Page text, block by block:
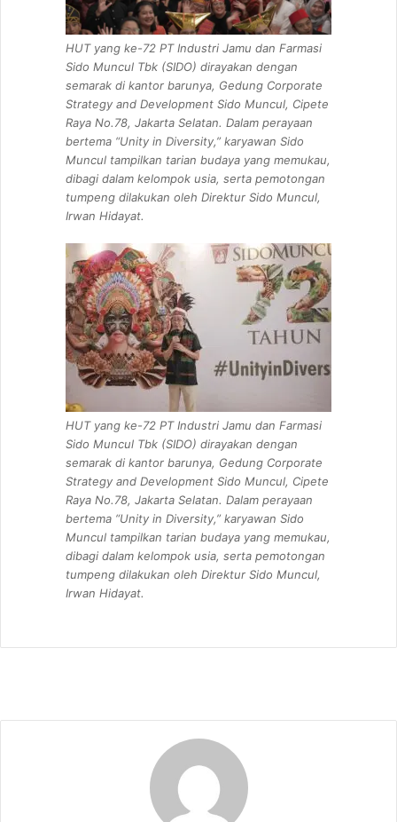
HUT yang ke-72 PT Industri Jamu dan Farmasi
Sido Muncul Tbk (SIDO) dirayakan dengan
semarak di kantor barunya, Gedung Corporate
Strategy and Development Sido Muncul, Cipete
Raya No.78, Jakarta Selatan. Dalam perayaan
bertema “Unity in Diversity,” karyawan Sido
Muncul tampilkan tarian budaya yang memukau,
dibagi dalam kelompok usia, serta pemotongan
tumpeng dilakukan oleh Direktur Sido Muncul,
Irwan Hidayat.
HUT yang ke-72 PT Industri Jamu dan Farmasi
Sido Muncul Tbk (SIDO) dirayakan dengan
semarak di kantor barunya, Gedung Corporate
Strategy and Development Sido Muncul, Cipete
Raya No.78, Jakarta Selatan. Dalam perayaan
bertema “Unity in Diversity,” karyawan Sido
Muncul tampilkan tarian budaya yang memukau,
dibagi dalam kelompok usia, serta pemotongan
tumpeng dilakukan oleh Direktur Sido Muncul,
Irwan Hidayat.